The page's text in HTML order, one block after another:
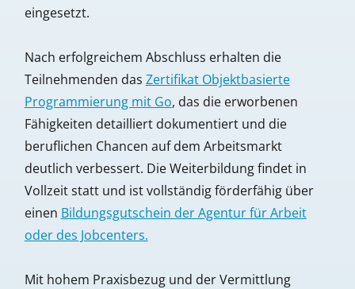
eingesetzt.
Nach erfolgreichem Abschluss erhalten die
Teilnehmenden das Zertifikat Objektbasierte
Programmierung mit Go, das die erworbenen
Fähigkeiten detailliert dokumentiert und die
beruflichen Chancen auf dem Arbeitsmarkt
deutlich verbessert. Die Weiterbildung findet in
Vollzeit statt und ist vollständig förderfähig über
einen Bildungsgutschein der Agentur für Arbeit
oder des Jobcenters.
Mit hohem Praxisbezug und der Vermittlung